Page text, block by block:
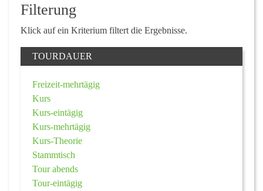
Filterung
Klick auf ein Kriterium filtert die Ergebnisse.
TOURDAUER
Freizeit-mehrtägig
Kurs
Kurs-eintägig
Kurs-mehrtägig
Kurs-Theorie
Stammtisch
Tour abends
Tour-eintägig